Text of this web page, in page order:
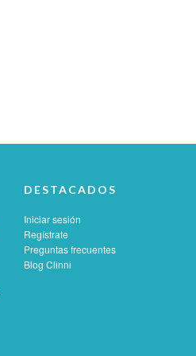
DESTACADOS
Iniciar sesión
Regístrate
Preguntas frecuentes
Blog Clinni